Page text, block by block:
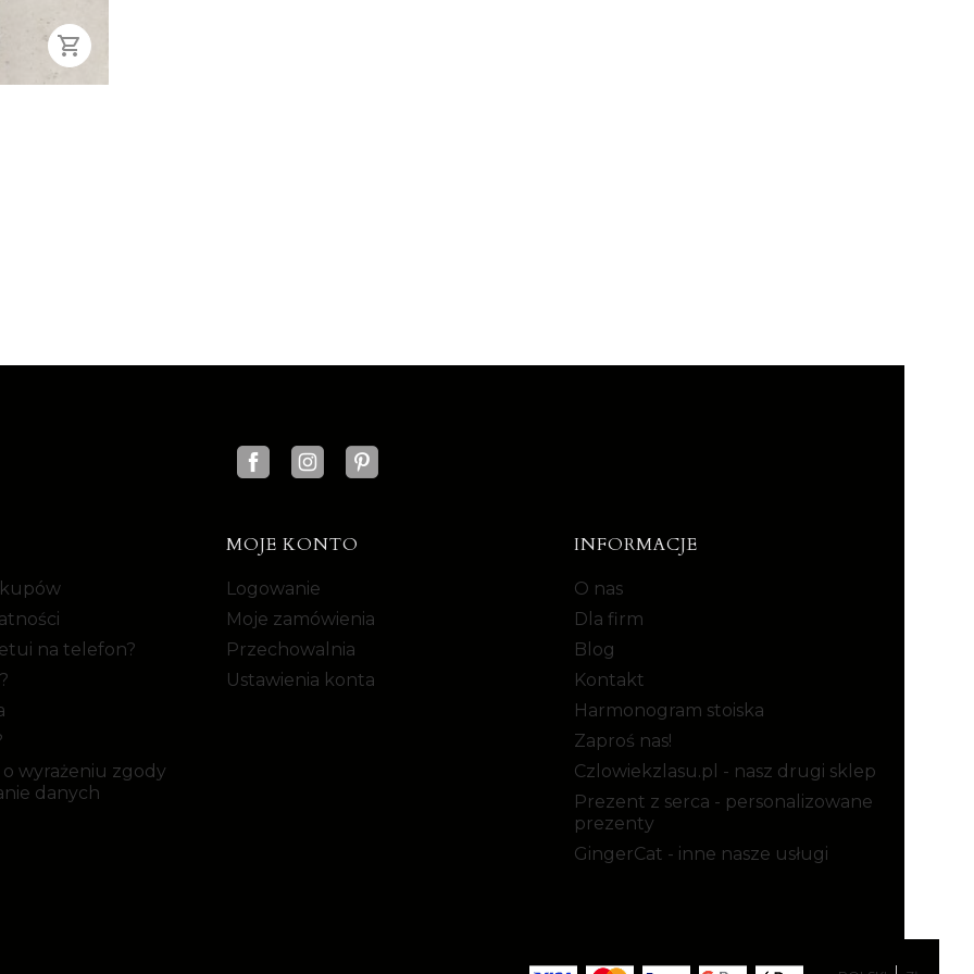
na telefon?
wyrażeniu zgody
danych
MOJE KONTO
Logowanie
Moje zamówienia
Przechowalnia
Ustawienia konta
INFORMACJE
O nas
Dla firm
Blog
Kontakt
Harmonogram stoiska
Zaproś nas!
Czlowiekzlasu.pl - nasz drugi sklep
Prezent z serca - personalizowane
prezenty
GingerCat - inne nasze usługi